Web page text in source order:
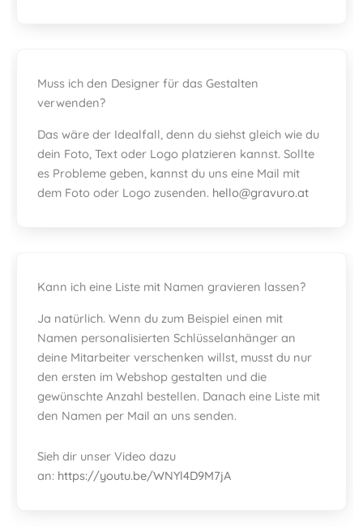
Muss ich den Designer für das Gestalten
verwenden?
Das wäre der Idealfall, denn du siehst gleich wie du
dein Foto, Text oder Logo platzieren kannst. Sollte
es Probleme geben, kannst du uns eine Mail mit
dem Foto oder Logo zusenden. hello@gravuro.at
Kann ich eine Liste mit Namen gravieren lassen?
Ja natürlich. Wenn du zum Beispiel einen mit
Namen personalisierten Schlüsselanhänger an
deine Mitarbeiter verschenken willst, musst du nur
den ersten im Webshop gestalten und die
gewünschte Anzahl bestellen. Danach eine Liste mit
den Namen per Mail an uns senden.
Sieh dir unser Video dazu
an: https://youtu.be/WNYl4D9M7jA